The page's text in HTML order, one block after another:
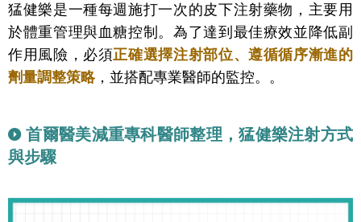
猛健樂是一種每週施打一次的皮下注射藥物，主要用
於體重管理與血糖控制。為了達到最佳療效並降低副
作用風險，必須正確選擇注射部位、遵循循序漸進的
劑量調整策略，並搭配專業醫師的監控。 。
首爾醫美減重專科醫師整理，猛健樂注射方式
與步驟